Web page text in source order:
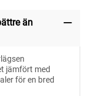
än
jämfört med
för en bred